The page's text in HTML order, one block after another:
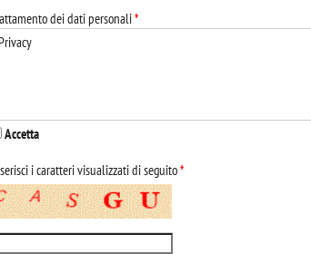
dei dati personali*
Privacy
Accetta
i caratteri visualizzati di seguito*